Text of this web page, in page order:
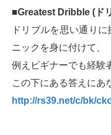
■Greatest Dribble (ド
ドリブルを思い通り
ニックを身に付けて、
例えビギナーでも経験
この下にある答えに
http://rs39.net/c/bk/